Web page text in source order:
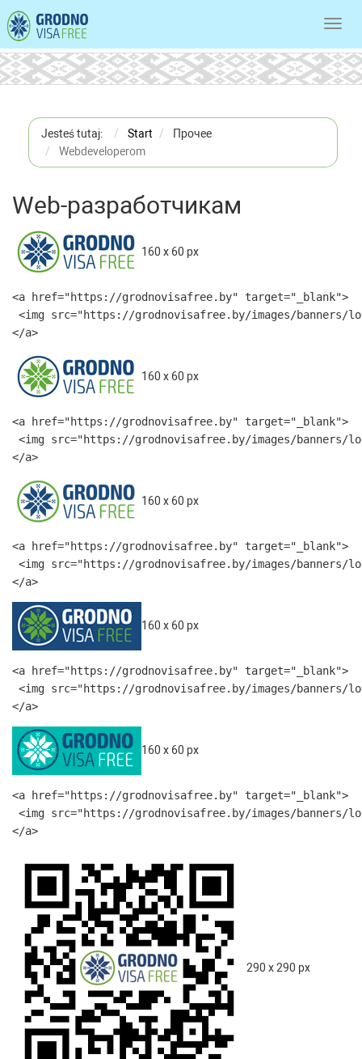
Jesteś tutaj: Start
Прочее
Webdeveloperom
Web-разработчикам
160 x 60 px
<a href="https://grodnovisafree.by" target="_blank">
<img src="https://grodnovisafree.by/images/banners/
</a>
160 x 60 px
<a href="https://grodnovisafree.by" target="_blank">
<img src="https://grodnovisafree.by/images/banners/
</a>
160 x 60 px
<a href="https://grodnovisafree.by" target="_blank">
<img src="https://grodnovisafree.by/images/banners/
</a>
160 x 60 px
<a href="https://grodnovisafree.by" target="_blank">
<img src="https://grodnovisafree.by/images/banners/
</a>
160 x 60 px
<a href="https://grodnovisafree.by" target="_blank">
<img src="https://grodnovisafree.by/images/banners/
</a>
290 x 290 px